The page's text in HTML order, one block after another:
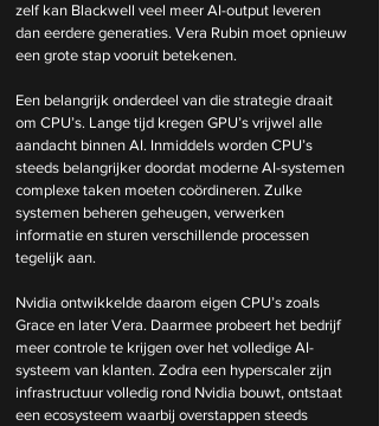
zelf kan Blackwell veel meer AI-output leveren
dan eerdere generaties. Vera Rubin moet opnieuw
een grote stap vooruit betekenen.
Een belangrijk onderdeel van die strategie draait
om CPU’s. Lange tijd kregen GPU’s vrijwel alle
aandacht binnen AI. Inmiddels worden CPU’s
steeds belangrijker doordat moderne AI-systemen
complexe taken moeten coördineren. Zulke
systemen beheren geheugen, verwerken
informatie en sturen verschillende processen
tegelijk aan.
Nvidia ontwikkelde daarom eigen CPU’s zoals
Grace en later Vera. Daarmee probeert het bedrijf
meer controle te krijgen over het volledige AI-
systeem van klanten. Zodra een hyperscaler zijn
infrastructuur volledig rond Nvidia bouwt, ontstaat
een ecosysteem waarbij overstappen steeds